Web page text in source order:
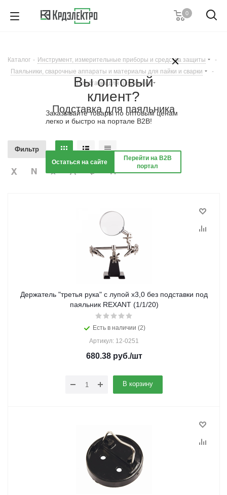
0
Заказать звонок
Каталог - Инструмент, измерительные приборы и средства защиты
-
Паяльники, сварочные аппараты и материалы для пайки и сварки
-
Подставка для паяльника
Подставка для паяльника
Фильтр
Держатель "третья рука" с лупой х3,0 без подставки под
паяльник REXANT (1/1/20)
Есть в наличии (2)
Артикул: 12-0251
680.38руб./шт
В корзину
Вы оптовый
клиент?
Заказывайте товары по оптовым ценам
легко и быстро на портале B2B!
Остаться на сайте
Перейти на B2B
портал